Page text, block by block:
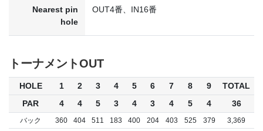
Nearest pin
hole
OUT4番、IN16番
トーナメントOUT
HOLE 1 2 3 4 5 6 7 8 9
TOTAL
PAR
4 4 5 3 4 3 4 5 4 36
バック 360 404 511 183 400 204 403 525 379
3,369